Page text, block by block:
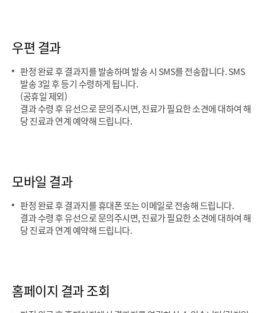
우편 결과
판정 완료 후 결과지를 발송하며 발송 시 SMS를 전송합니다. SMS
발송 3일 후 등기 수령하게 됩니다.
(공휴일 제외)
결과 수령 후 유선으로 문의주시면, 진료가 필요한 소견에 대하여 해
당 진료과 연계 예약해 드립니다.
모바일 결과
판정 완료 후 결과지를 휴대폰 또는 이메일로 전송해 드립니다.
결과 수령 후 유선으로 문의주시면, 진료가 필요한 소견에 대하여 해
당 진료과 연계 예약해 드립니다.
홈페이지 결과 조회